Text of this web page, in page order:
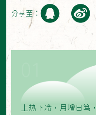
分享至：
上热下冷，月增日